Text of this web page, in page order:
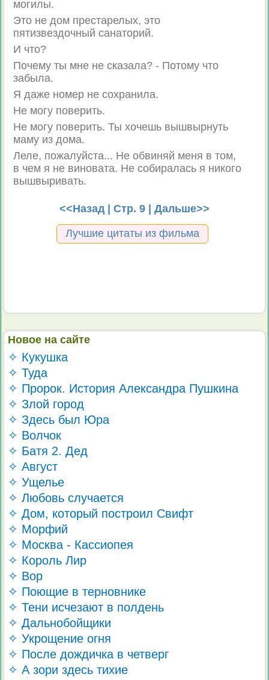
могилы.
Это не дом престарелых, это
пятизвездочный санаторий.
И что?
Почему ты мне не сказала? - Потому что
забыла.
Я даже номер не сохранила.
Не могу поверить.
Не могу поверить. Ты хочешь вышвырнуть
маму из дома.
Леле, пожалуйста... Не обвиняй меня в том,
в чем я не виновата. Не собиралась я никого
вышвыривать.
<<Назад | Стр. 9 | Дальше>>
Лучшие цитаты из фильма
Новое на сайте
✧ Кукушка
✧ Туда
✧ Пророк. История Александра Пушкина
✧ Злой город
✧ Здесь был Юра
✧ Волчок
✧ Батя 2. Дед
✧ Август
✧ Ущелье
✧ Любовь случается
✧ Дом, который построил Свифт
✧ Морфий
✧ Москва - Кассиопея
✧ Король Лир
✧ Вор
✧ Поющие в терновнике
✧ Тени исчезают в полдень
✧ Дальнобойщики
✧ Укрощение огня
✧ После дождичка в четверг
✧ А зори здесь тихие